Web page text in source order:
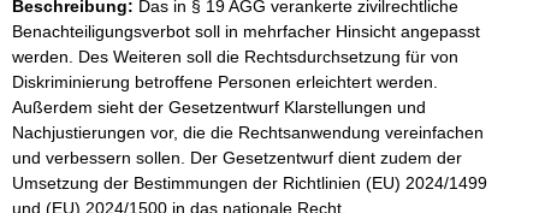
p
r
o
S
e
Beschreibung: Das in § 19 AGG verankerte zivilrechtliche
Benachteiligungsverbot soll in mehrfacher Hinsicht angepasst
werden. Des Weiteren soll die Rechtsdurchsetzung für von
Diskriminierung betroffene Personen erleichtert werden.
Außerdem sieht der Gesetzentwurf Klarstellungen und
Nachjustierungen vor, die die Rechtsanwendung vereinfachen
und verbessern sollen. Der Gesetzentwurf dient zudem der
Umsetzung der Bestimmungen der Richtlinien (EU) 2024/1499
und (EU) 2024/1500 in das nationale Recht.